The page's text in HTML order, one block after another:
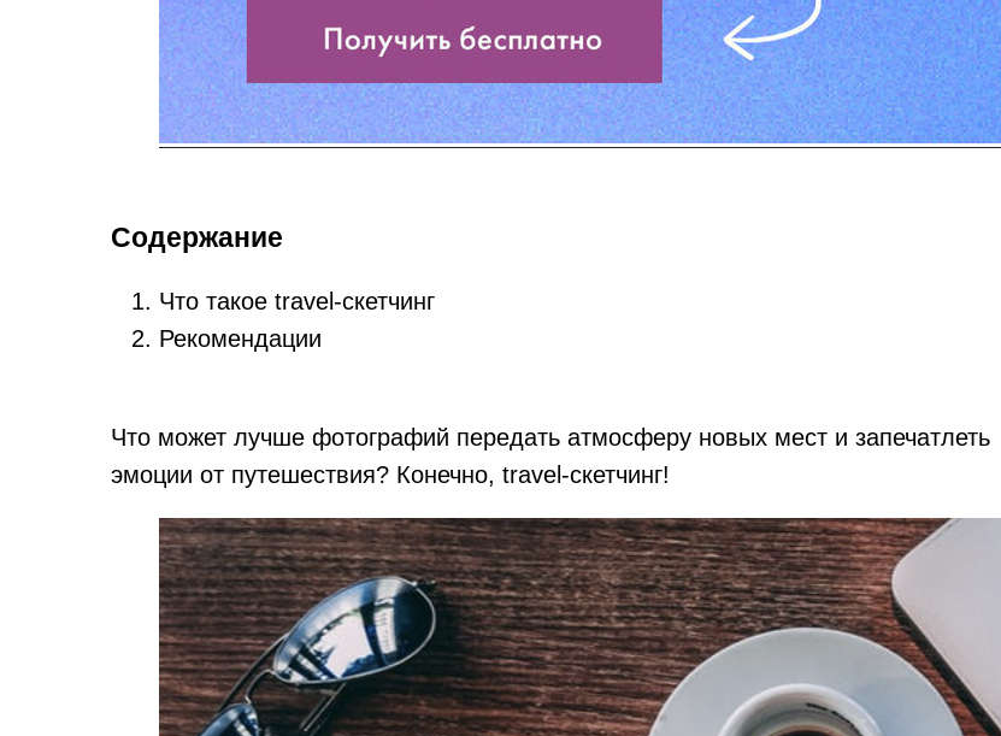
Содержание
Что такое travel-скетчинг
Рекомендации
Что может лучше фотографий передать атмосферу новых мест и запечатлеть
эмоции от путешествия? Конечно, travel-скетчинг!